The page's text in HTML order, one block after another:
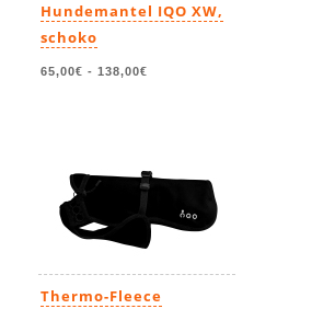
Hundemantel IQO XW,
schoko
65,00€ - 138,00€
Thermo-Fleece